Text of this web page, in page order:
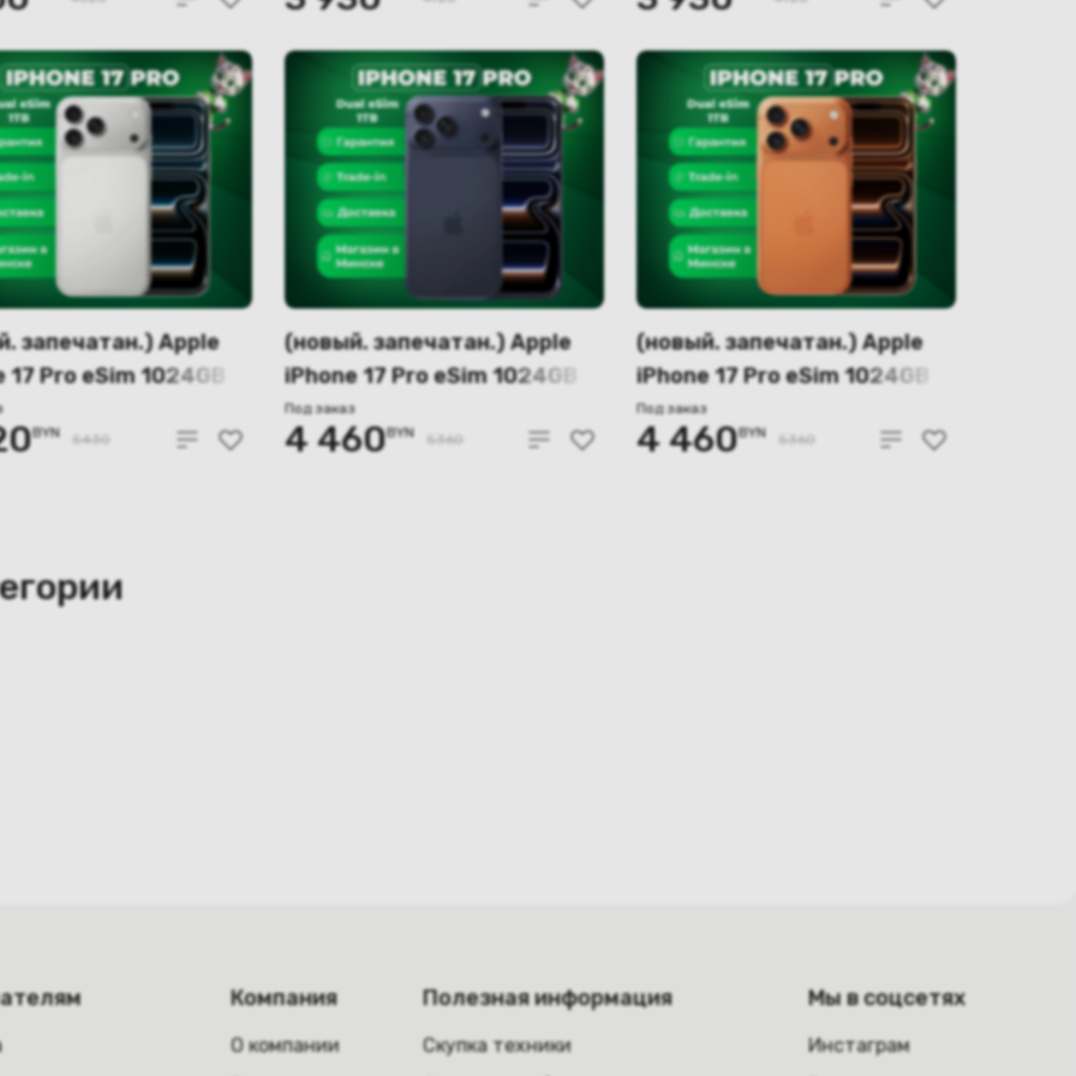
запечатан.) Apple
17 Pro eSim 1024GB
A3256,
BYN 5430
(новый. запечатан.) Apple
iPhone 17 Pro eSim 1024GB
(глубокий синий) A3256,
A3522
Под заказ
4 460BYN 5360
(новый. запечатан.) Apple
iPhone 17 Pro eSim 1024GB
(оранжевый) A3256, A3522
Под заказ
4 460BYN 5360
Компания
О компании
Полезная информация
Скупка техники
Мы в соцсетях
Инстаграм